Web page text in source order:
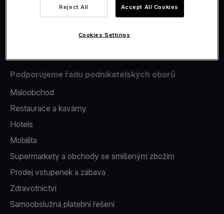
Platební terminál v telefonu
Podporujeme řadu podnikatelských oborů
Maloobchod
Restaurace a kavárny
Hotels
Mobilita
Supermarkety a obchody se smíšeným zbožím
Prodej vstupenek a zábava
Zdravotnictví
Samoobslužná platební řešení
Reject All Accept All Cookies
Cookies Settings